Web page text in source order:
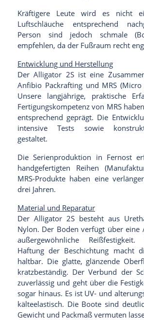
Kräftigere Leute wird es nicht
Luftschläuche entsprechend
Person sind jedoch schmale
empfehlen, da der Fußraum recht
Entwicklung und Herstellung
Der Alligator 2S ist eine
Anfibio Packrafting und MRS (Micro
Unsere langjährige, praktische
Fertigungskompetenz von MRS
entsprechend geprägt. Die
intensive Tests sowie
gestaltet.
Die Serienproduktion in Fernost
handgefertigten Reihen
MRS-Produkte haben eine
drei Jahren.
Material und Reparatur
Der Alligator 2S besteht aus
Nylon. Der Boden verfügt über eine
außergewöhnliche
Haftung der Beschichtung macht
haltbar. Die glatte, glänzende
kratzbeständig. Der Verbund der
zuverlässig und geht über die
sogar hinaus. Es ist UV- und
kälteelastisch. Die Boote sind
Gewicht und Packmaß vermuten